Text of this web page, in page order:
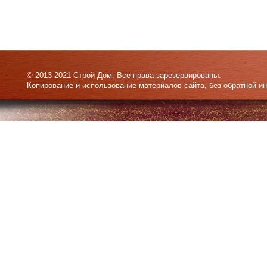
© 2013-2021 Строй Дом. Все права зарезервированы.
Копирование и использование материалов сайта, без обратной